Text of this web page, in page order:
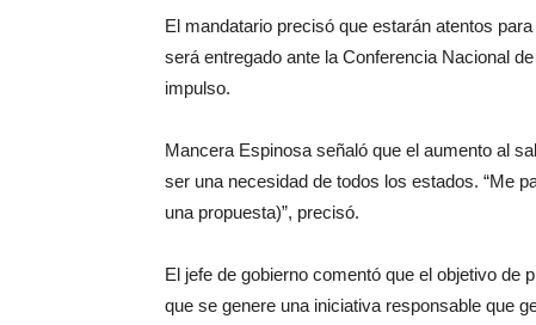
El mandatario precisó que estarán atentos
será entregado ante la Conferencia Nacional
impulso.
Mancera Espinosa señaló que el aumento al
ser una necesidad de todos los estados. “Me
una propuesta)”, precisó.
El jefe de gobierno comentó que el objetivo de
que se genere una iniciativa responsable que